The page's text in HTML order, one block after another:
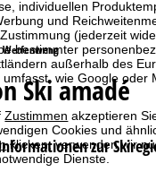
individuellen
und
(jederzeit
bestimmter
außerhalb des
wie Google oder
Zustimmen akzeptieren
Cookies und
klicken, verwenden wir
Dienste.
Werfenweng
Ski amadé
zur